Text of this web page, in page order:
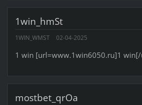
1win_hmSt
1WIN_WMST 02-04-2025
1 win [url=www.1win6050.ru]1
mostbet_qrOa